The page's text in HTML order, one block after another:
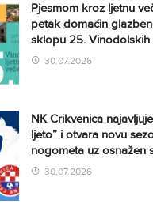
Pjesmom kroz ljetnu
petak domaćin
sklopu 25. Vinodolskih
30.07.2026
NK Crikvenica
ljeto” i otvara novu
nogometa uz osnažen
30.07.2026